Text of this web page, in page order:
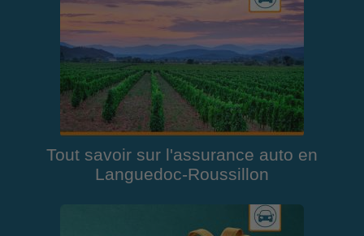
Tout savoir sur l'assurance auto en
Languedoc-Roussillon